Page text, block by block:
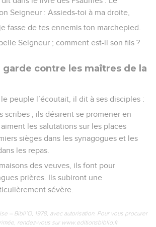
Seigneur : Assieds-toi à ma droite,
fasse de tes ennemis ton marchepied.
Seigneur ; comment est-il son fils ?
garde contre les maîtres de la
peuple l’écoutait, il dit à ses disciples :
scribes ; ils désirent se promener en
les salutations sur les places
sièges dans les synagogues et les
les repas.
des veuves, ils font pour
prières. Ils subiront une
sévère.
– Bibli’O, 1978, avec autorisation. Pour vous procurer
rendez-vous sur www.editionsbiblio.fr